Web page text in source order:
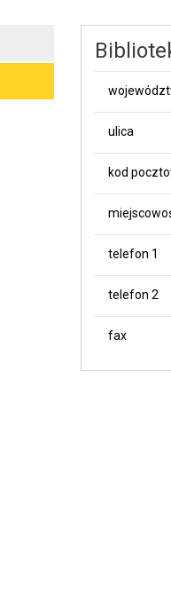
ulica
kod
telefon 1
telefon 2
fax